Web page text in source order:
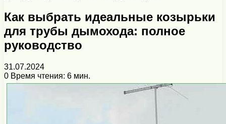
Как выбрать идеальные козырьки
для трубы дымохода: полное
руководство
31.07.2024
0 Время чтения: 6 мин.